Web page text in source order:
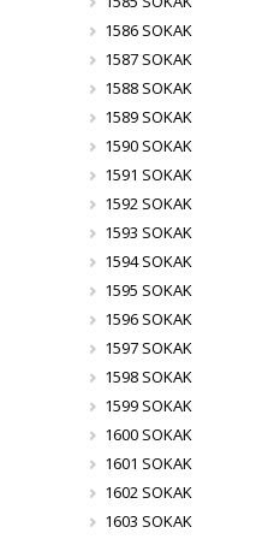
1586 SOKAK
1587 SOKAK
1588 SOKAK
1589 SOKAK
1590 SOKAK
1591 SOKAK
1592 SOKAK
1593 SOKAK
1594 SOKAK
1595 SOKAK
1596 SOKAK
1597 SOKAK
1598 SOKAK
1599 SOKAK
1600 SOKAK
1601 SOKAK
1602 SOKAK
1603 SOKAK